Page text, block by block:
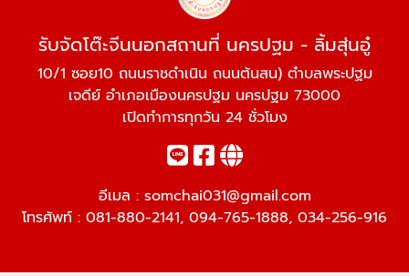
รับจัดโต๊ะจีนนอกสถานที่ นครปฐม - ลิ้มสุ่นอู๋
10/1 ซอย10 ถนนราชดำเนิน ถนนต้นสน) ตำบลพระปฐม
เจดีย์ อำเภอเมืองนครปฐม นครปฐม 73000
เปิดทำการทุกวัน 24 ชั่วโมง
อีเมล : somchai031@gmail.com
โทรศัพท์ : 081-880-2141, 094-765-1888, 034-256-916